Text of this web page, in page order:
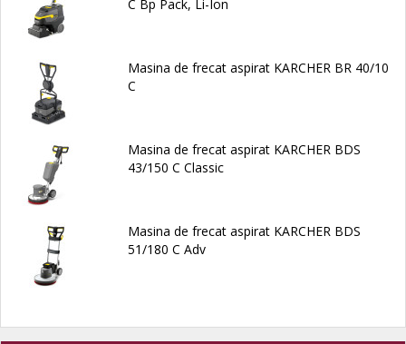
C Bp Pack, Li-Ion
Masina de frecat aspirat KARCHER BR 40/10
C
Masina de frecat aspirat KARCHER BDS
43/150 C Classic
Masina de frecat aspirat KARCHER BDS
51/180 C Adv